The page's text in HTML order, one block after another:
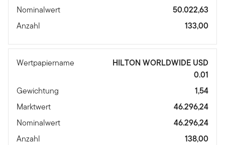
Nominalwert
50.022,63
Anzahl
133,00
Wertpapiername
HILTON WORLDWIDE USD
0.01
Gewichtung
1,54
Marktwert
46.296,24
Nominalwert
46.296,24
Anzahl
138,00